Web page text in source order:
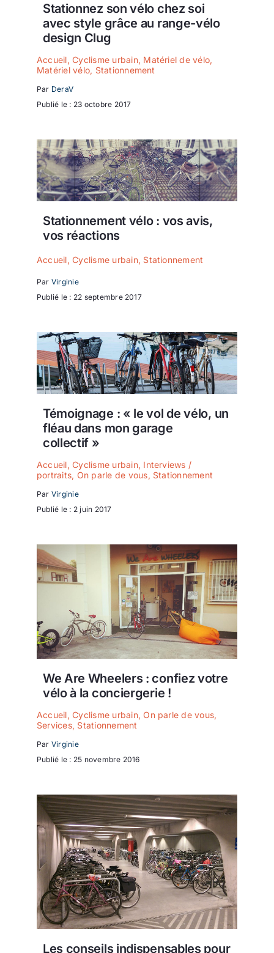
Stationnez son vélo chez soi
avec style grâce au range-vélo
design Clug
Accueil,Cyclisme urbain, Matériel de vélo,
Matériel vélo, Stationnement
Par DeraV
Publié le : 23 octobre 2017
Stationnement vélo : vos avis,
vos réactions
Accueil,Cyclisme urbain, Stationnement
Par Virginie
Publié le : 22 septembre 2017
Témoignage : « le vol de vélo, un
fléau dans mon garage
collectif »
Accueil,Cyclisme urbain, Interviews /
portraits, On parle de vous, Stationnement
Par Virginie
Publié le : 2 juin 2017
We Are Wheelers : confiez votre
vélo à la conciergerie !
Accueil,Cyclisme urbain,On parle de vous,
Services, Stationnement
Par Virginie
Publié le : 25 novembre 2016
Les conseils indispensables pour